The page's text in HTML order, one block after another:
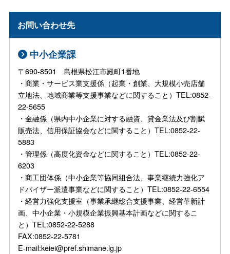
お問い合わせ先
中小企業課
〒690-8501 島根県松江市殿町1番地
・商業・サービス業支援係（起業・創業、大規模小売店舗
立地法、地域商業等支援事業などに関すること）TEL:0852-
22-5655
・金融係（県内中小企業に対する融資、貸金業法及び割賦
販売法、信用保証協会などに関すること）TEL:0852-22-
5883
・管理係（高度化資金などに関すること）TEL:0852-22-
6203
・商工団体係（中小企業等協同組合法、事業継続力強化ア
ドバイザー派遣事業などに関すること）TEL:0852-22-6554
・経営力強化支援室（事業承継総合支援事業、経営革新計
画、中小企業・小規模企業振興基本計画などに関するこ
と）TEL:0852-22-5288
FAX:0852-22-5781
E-mail:keiei@pref.shimane.lg.jp